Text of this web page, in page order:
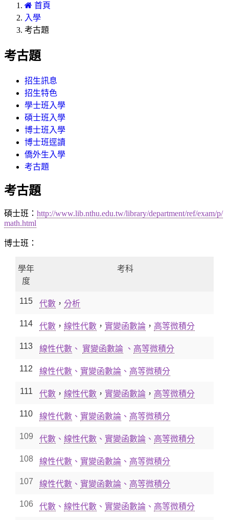
首頁
入學
考古題
考古題
招生訊息
招生特色
學士班入學
碩士班入學
博士班入學
博士班逕讀
僑外生入學
考古題
考古題
碩士班： http://www.lib.nthu.edu.tw/library/department/ref/exam/p/
math.html
博士班：
學年
度
考科
115 代數 ， 分析
114 代數 ， 線性代數 ， 實變函數論 ， 高等微積分
113 線性代數 、 實變函數論 、 高等微積分
112 線性代數 、 實變函數論 、 高等微積分
111 代數 ， 線性代數 ， 實變函數論 ， 高等微積分
110 線性代數 、 實變函數論 、 高等微積分
109 代數 、 線性代數 、 實變函數論 、 高等微積分
108 線性代數 、 實變函數論 、 高等微積分
107 線性代數 、 實變函數論 、 高等微積分
106 代數 、 線性代數 、 實變函數論 、 高等微積分